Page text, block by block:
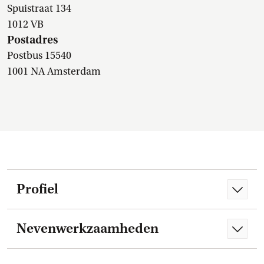
Spuistraat 134
1012 VB
Postadres
Postbus 15540
1001 NA Amsterdam
Profiel
Nevenwerkzaamheden